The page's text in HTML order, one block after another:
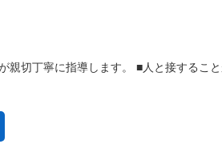
切丁寧に指導します。 ■人と接するこ